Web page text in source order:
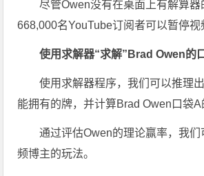
尽管Owen没有在桌面上有解算
668,000名YouTube订阅者可以暂停视
使用求解器“求解”Brad Owen的
使用求解器程序，我们可以推理
能拥有的牌，并计算Brad Owen口袋A
通过评估Owen的理论赢率，我
频博主的玩法。